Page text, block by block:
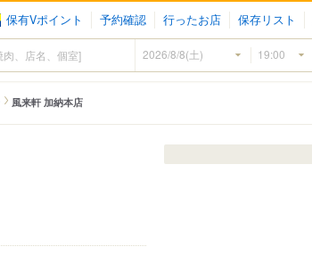
保有Vポイント 予約確認 行ったお店 保存リスト
風来軒 加納本店